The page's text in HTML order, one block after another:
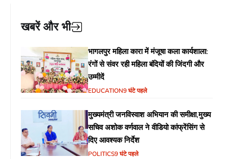
खबरें और भी
भागलपुर महिला कारा में मंजूषा कला कार्यशाला:
रंगों से संवर रही महिला बंदियों की जिंदगी और
उम्मीदें
EDUCATION9 घंटे पहले
मुख्यमंत्री जनविस्वाश अभियान की समीक्षा,मुख्य
सचिव अशोक वर्णवाल ने वीडियो कांफ्रेंसिंग से
दिए आवश्यक निर्देश
POLITICS9 घंटे पहले